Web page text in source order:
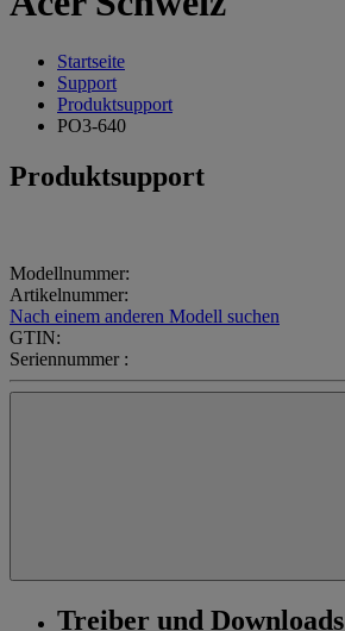
Startseite
Support
Produktsupport
PO3-640
Produktsupport
Modellnummer:
Artikelnummer:
Nach einem anderen Modell suchen
GTIN:
Seriennummer :
Treiber und Downloads